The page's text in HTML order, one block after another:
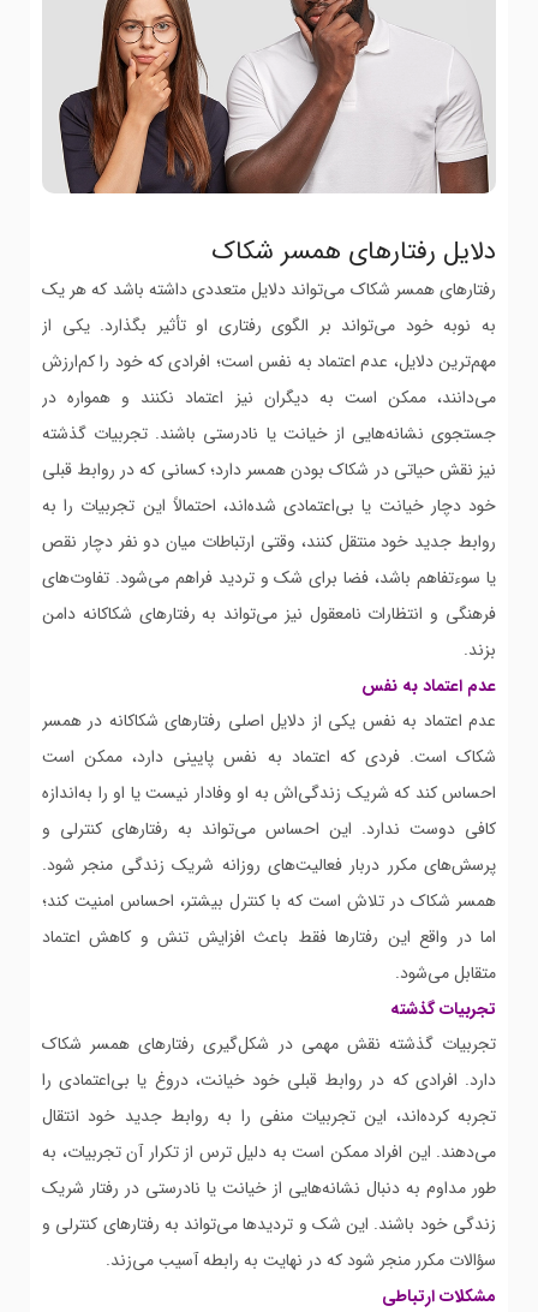
دلایل رفتارهای همسر شکاک
رفتارهای همسر شکاک می‌تواند دلایل متعددی داشته باشد که هر یک
به نوبه خود می‌تواند بر الگوی رفتاری او تأثیر بگذارد. یکی از
مهم‌ترین دلایل، عدم اعتماد به نفس است؛ افرادی که خود را کم‌ارزش
می‌دانند، ممکن است به دیگران نیز اعتماد نکنند و همواره در
جستجوی نشانه‌هایی از خیانت یا نادرستی باشند. تجربیات گذشته
نیز نقش حیاتی در شکاک بودن همسر دارد؛ کسانی که در روابط قبلی
خود دچار خیانت یا بی‌اعتمادی شده‌اند، احتمالاً این تجربیات را به
روابط جدید خود منتقل کنند، وقتی ارتباطات میان دو نفر دچار نقص
یا سوءتفاهم باشد، فضا برای شک و تردید فراهم می‌شود. تفاوت‌های
فرهنگی و انتظارات نامعقول نیز می‌تواند به رفتارهای شکاکانه دامن
بزند.
عدم اعتماد به نفس
عدم اعتماد به نفس یکی از دلایل اصلی رفتارهای شکاکانه در همسر
شکاک است. فردی که اعتماد به نفس پایینی دارد، ممکن است
احساس کند که شریک زندگی‌اش به او وفادار نیست یا او را به‌اندازه
کافی دوست ندارد. این احساس می‌تواند به رفتارهای کنترلی و
پرسش‌های مکرر دربار فعالیت‌های روزانه شریک زندگی منجر شود.
همسر شکاک در تلاش است که با کنترل بیشتر، احساس امنیت کند؛
اما در واقع این رفتارها فقط باعث افزایش تنش و کاهش اعتماد
متقابل می‌شود.
تجربیات گذشته
تجربیات گذشته نقش مهمی در شکل‌گیری رفتارهای همسر شکاک
دارد. افرادی که در روابط قبلی خود خیانت، دروغ یا بی‌اعتمادی را
تجربه کرده‌اند، این تجربیات منفی را به روابط جدید خود انتقال
می‌دهند. این افراد ممکن است به دلیل ترس از تکرار آن تجربیات، به
طور مداوم به دنبال نشانه‌هایی از خیانت یا نادرستی در رفتار شریک
زندگی خود باشند. این شک و تردیدها می‌تواند به رفتارهای کنترلی و
سؤالات مکرر منجر شود که در نهایت به رابطه آسیب می‌زند.
مشکلات ارتباطی